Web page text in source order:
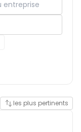
les plus pertinents